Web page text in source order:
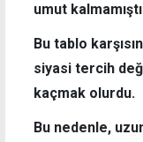
umut
Bu tablo
siyasi tercih
kaçmak olurdu.
Bu nedenle,